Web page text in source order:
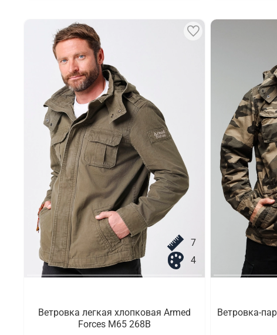
7
4
Ветровка легкая хлопковая Armed
Forces M65 268B
Ветровка-